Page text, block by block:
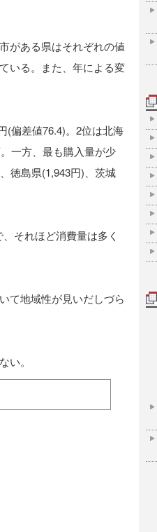
がある県はそれぞれの値
いる。また、年による変
(偏差値76.4)。2位は北海
一方、最も購入量が少
徳島県(1,943円)、茨城
それほど消費量は多く
て地域性が見いだしづら
い。